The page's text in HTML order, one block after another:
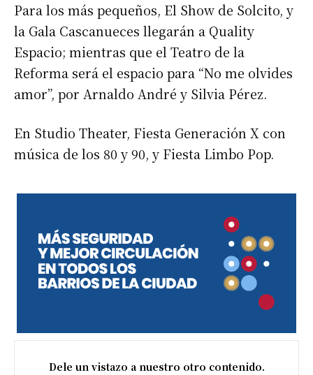
Para los más pequeños, El Show de Solcito, y
la Gala Cascanueces llegarán a Quality
Espacio; mientras que el Teatro de la
Reforma será el espacio para “No me olvides
amor”, por Arnaldo André y Silvia Pérez.
En Studio Theater, Fiesta Generación X con
música de los 80 y 90, y Fiesta Limbo Pop.
Dele un vistazo a nuestro otro contenido.